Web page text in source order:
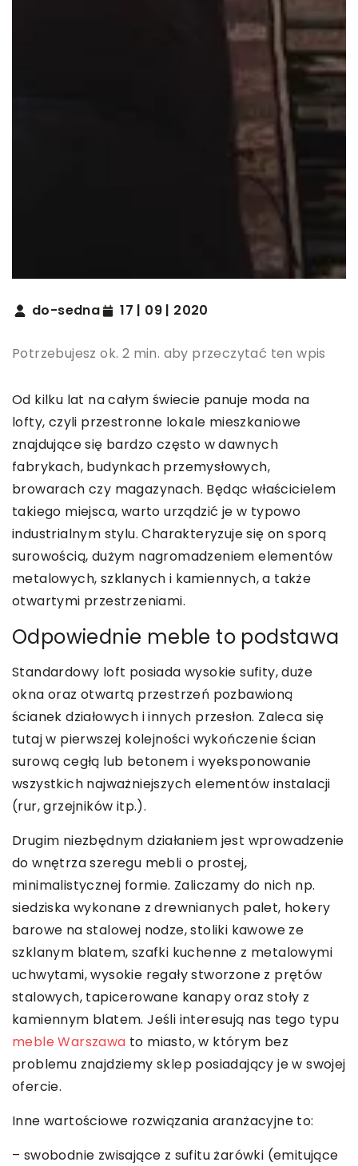
do-sedna 17 | 09 | 2020
Potrzebujesz ok. 2 min. aby przeczytać ten wpis
Od kilku lat na całym świecie panuje moda na
lofty, czyli przestronne lokale mieszkaniowe
znajdujące się bardzo często w dawnych
fabrykach, budynkach przemysłowych,
browarach czy magazynach. Będąc właścicielem
takiego miejsca, warto urządzić je w typowo
industrialnym stylu. Charakteryzuje się on sporą
surowością, dużym nagromadzeniem elementów
metalowych, szklanych i kamiennych, a także
otwartymi przestrzeniami.
Odpowiednie meble to podstawa
Standardowy loft posiada wysokie sufity, duże
okna oraz otwartą przestrzeń pozbawioną
ścianek działowych i innych przesłon. Zaleca się
tutaj w pierwszej kolejności wykończenie ścian
surową cegłą lub betonem i wyeksponowanie
wszystkich najważniejszych elementów instalacji
(rur, grzejników itp.).
Drugim niezbędnym działaniem jest wprowadzenie
do wnętrza szeregu mebli o prostej,
minimalistycznej formie. Zaliczamy do nich np.
siedziska wykonane z drewnianych palet, hokery
barowe na stalowej nodze, stoliki kawowe ze
szklanym blatem, szafki kuchenne z metalowymi
uchwytami, wysokie regały stworzone z prętów
stalowych, tapicerowane kanapy oraz stoły z
kamiennym blatem. Jeśli interesują nas tego typu
meble Warszawa to miasto, w którym bez
problemu znajdziemy sklep posiadający je w swojej
ofercie.
Inne wartościowe rozwiązania aranżacyjne to:
– swobodnie zwisające z sufitu żarówki (emitujące